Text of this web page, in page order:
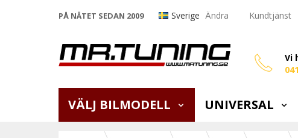
PÅ NÄTET SEDAN 2009 Sverige Ändra Kundtjänst
Vi
VÄLJ BILMODELL UNIVERSAL